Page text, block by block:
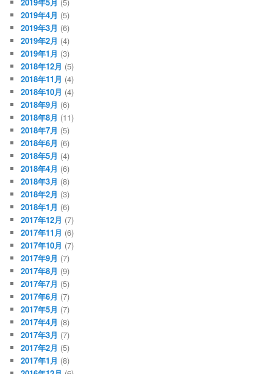
2019年4月 (5)
2019年3月 (6)
2019年2月 (4)
2019年1月 (3)
2018年12月 (5)
2018年11月 (4)
2018年10月 (4)
2018年9月 (6)
2018年8月 (11)
2018年7月 (5)
2018年6月 (6)
2018年5月 (4)
2018年4月 (6)
2018年3月 (8)
2018年2月 (3)
2018年1月 (6)
2017年12月 (7)
2017年11月 (6)
2017年10月 (7)
2017年9月 (7)
2017年8月 (9)
2017年7月 (5)
2017年6月 (7)
2017年5月 (7)
2017年4月 (8)
2017年3月 (7)
2017年2月 (5)
2017年1月 (8)